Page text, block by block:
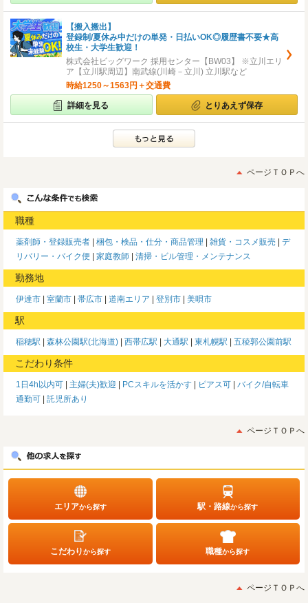
【搬入搬出】
登録制/夏休み中だけの単発・日払いOK◎履歴書不要★高
校生・大学生歓迎！
株式会社ビッグワーク 採用センター【BW03】 ※立川エリ
ア【立川駅周辺】南武線(川崎－立川) 立川駅など
時給1250～1563円＋交通費
詳細を見る とりあえず保存
ページＴＯＰへ
職種
薬剤師・登録販売者 梱包・検品・仕分・商品管理 雑貨・コスメ販売
デ
リバリー・バイク便
家庭教師 清掃・ビル管理・メンテナンス
勤務地
伊達市 室蘭市 帯広市 道南エリア 登別市 美唄市
駅
稲穂駅 森林公園駅(北海道) 西帯広駅 大通駅 東札幌駅 五稜郭公園前駅
こだわり条件
1日4h以内可 主婦(夫)歓迎 PCスキルを活かす ピアス可
バイク/自転車
通勤可
託児所あり
ページＴＯＰへ
エリアから探す 駅・路線から探す
こだわりから探す 職種から探す
ページＴＯＰへ